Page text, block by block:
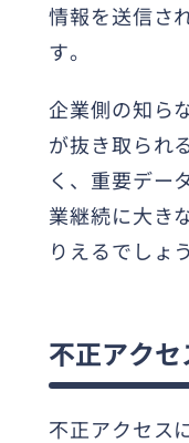
情報を送信さ
す。
企業側の知ら
が抜き取られ
く、重要デー
業継続に大き
りえるでしょう
不正アク
不正アクセス